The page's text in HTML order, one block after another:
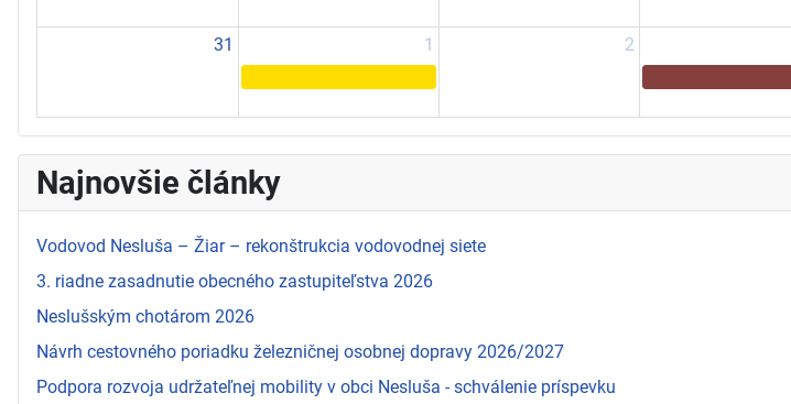
31 1 2
Najnovšie články
Vodovod Nesluša – Žiar – rekonštrukcia vodovodnej siete
3. riadne zasadnutie obecného zastupiteľstva 2026
Neslušským chotárom 2026
Návrh cestovného poriadku železničnej osobnej dopravy 2026/2027
Podpora rozvoja udržateľnej mobility v obci Nesluša - schválenie príspevku